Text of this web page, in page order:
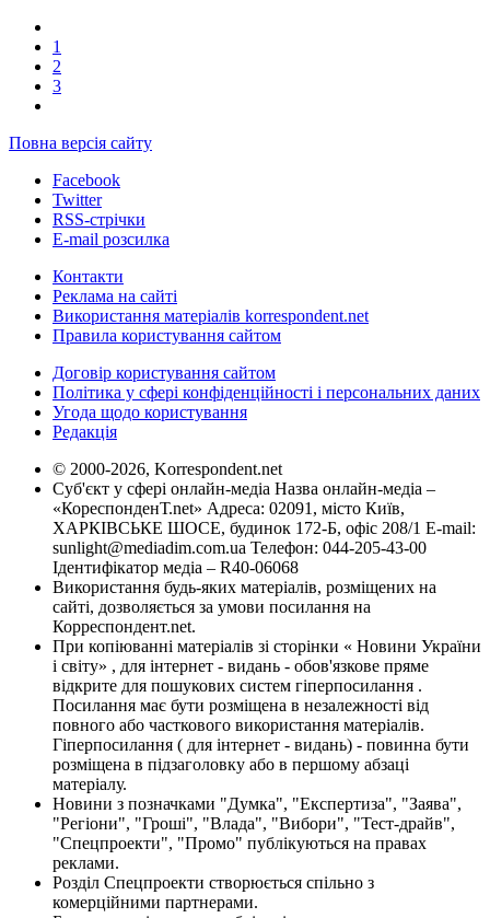
1
2
3
Повна версія сайту
Facebook
Twitter
RSS-стрічки
E-mail розсилка
Контакти
Реклама на сайті
Використання матеріалів korrespondent.net
Правила користування сайтом
Договір користування сайтом
Політика у сфері конфіденційності і персональних даних
Угода щодо користування
Редакція
© 2000-2026, Korrespondent.net
Суб'єкт у сфері онлайн-медіа Назва онлайн-медіа –
«КореспонденТ.net» Адреса: 02091, місто Київ,
ХАРКІВСЬКЕ ШОСЕ, будинок 172-Б, офіс 208/1 E-mail:
sunlight@mediadim.com.ua Телефон: 044-205-43-00
Ідентифікатор медіа – R40-06068
Використання будь-яких матеріалів, розміщених на
сайті, дозволяється за умови посилання на
Корреспондент.net.
При копіюванні матеріалів зі сторінки « Новини України
і світу» , для інтернет - видань - обов'язкове пряме
відкрите для пошукових систем гіперпосилання .
Посилання має бути розміщена в незалежності від
повного або часткового використання матеріалів.
Гіперпосилання ( для інтернет - видань) - повинна бути
розміщена в підзаголовку або в першому абзаці
матеріалу.
Новини з позначками "Думка", "Експертиза", "Заява",
"Регіони", "Гроші", "Влада", "Вибори", "Тест-драйв",
"Спецпроекти", "Промо" публікуються на правах
реклами.
Розділ Спецпроекти створюється спільно з
комерційними партнерами.